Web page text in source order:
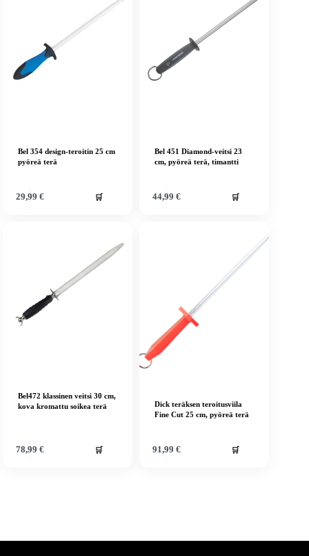
Bel 354 design-teroitin 25 cm
pyöreä terä
29,99 € 🛒
Bel 451 Diamond-veitsi 23
cm, pyöreä terä, timantti
44,99 € 🛒
Bel472 klassinen veitsi 30 cm,
kova kromattu soikea terä
78,99 € 🛒
Dick teräksen teroitusviila
Fine Cut 25 cm, pyöreä terä
91,99 € 🛒